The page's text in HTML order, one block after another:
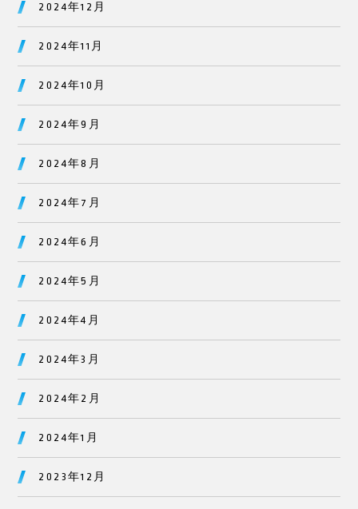
2024年12月
2024年11月
2024年10月
2024年9月
2024年8月
2024年7月
2024年6月
2024年5月
2024年4月
2024年3月
2024年2月
2024年1月
2023年12月